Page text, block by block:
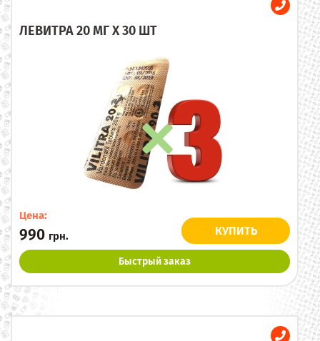
ЛЕВИТРА 20 МГ X 30 ШТ
Цена:
990 грн. КУПИТЬ
Быстрый заказ